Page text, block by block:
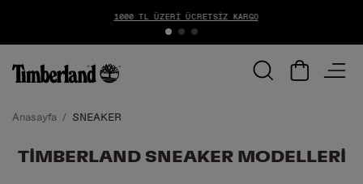
1000 TL ÜZERİ ÜCRETSİZ KARGO
Anasayfa SNEAKER
TIMBERLAND SNEAKER MODELLERI